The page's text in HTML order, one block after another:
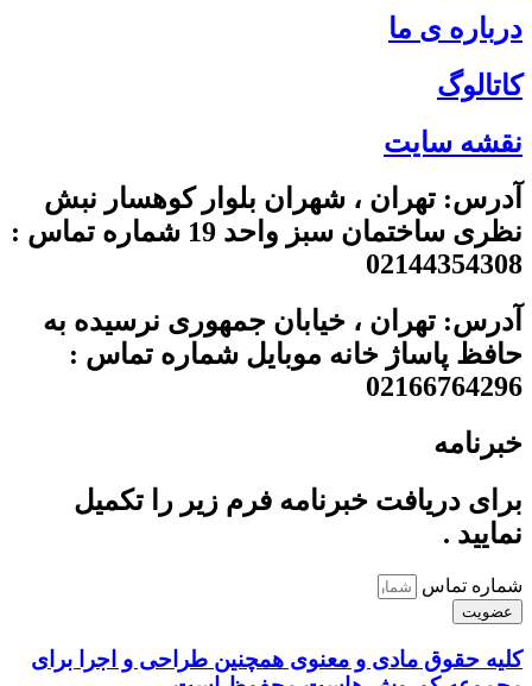
درباره ی ما
کاتالوگ
نقشه سایت
آدرس: تهران ، شهران بلوار کوهسار نبش
نظری ساختمان سبز واحد 19 شماره تماس :
02144354308
آدرس: تهران ، خیابان جمهوری نرسیده به
حافظ پاساژ خانه موبایل شماره تماس :
02166764296
خبرنامه
برای دریافت خبرنامه فرم زیر را تکمیل
نمایید .
شماره تماس
عضویت
کلیه حقوق مادی و معنوی همچنین طراحی و اجرا برای